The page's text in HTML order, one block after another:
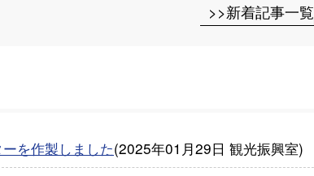
>>新着記事一覧
を作製しました(2025年01月29日 観光振興室)